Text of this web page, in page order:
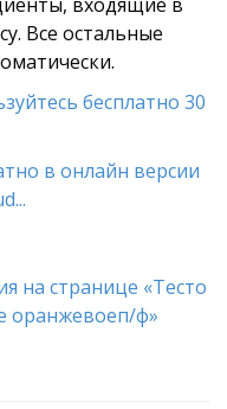
Все остальные
бесплатно 30
в онлайн версии